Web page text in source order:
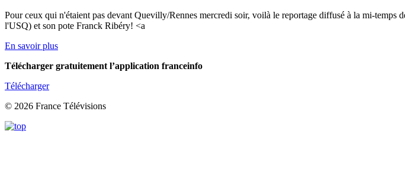
Pour ceux qui n'étaient pas devant Quevilly/Rennes mercredi soir, voilà le reportage diffusé à la mi-
l'USQ) et son pote Franck Ribéry! <a
En savoir plus
Télécharger gratuitement l’application franceinfo
Télécharger
© 2026 France Télévisions